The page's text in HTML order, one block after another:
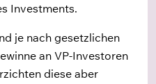
Investments.
je nach gesetzlichen
an VP-Investoren
diese aber